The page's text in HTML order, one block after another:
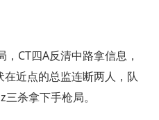
CT四A反清中路拿信息，
近点的总监连断两人，队
杀拿下手枪局。